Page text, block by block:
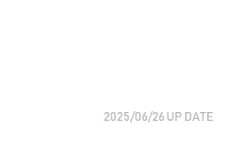
2025/06/26 UP DATE